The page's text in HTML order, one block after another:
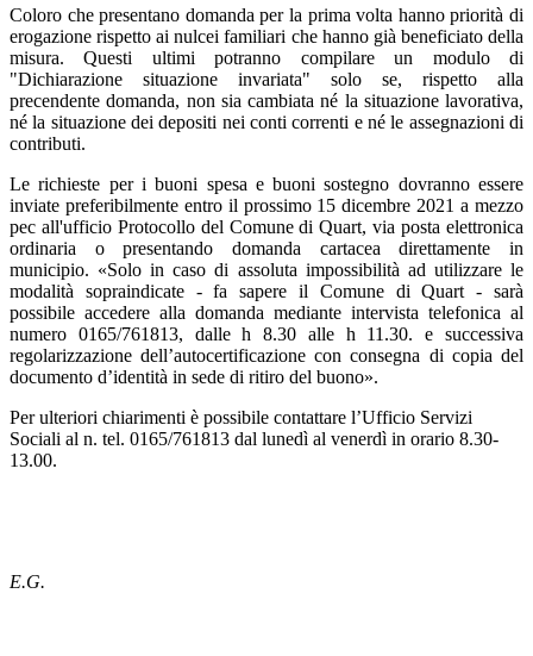
Coloro che presentano domanda per la prima volta hanno priorità di
erogazione rispetto ai nulcei familiari che hanno già beneficiato della
misura. Questi ultimi potranno compilare un modulo di
"Dichiarazione situazione invariata" solo se, rispetto alla
precendente domanda, non sia cambiata né la situazione lavorativa,
né la situazione dei depositi nei conti correnti e né le assegnazioni di
contributi.
Le richieste per i buoni spesa e buoni sostegno dovranno essere
inviate preferibilmente entro il prossimo 15 dicembre 2021 a mezzo
pec all'ufficio Protocollo del Comune di Quart, via posta elettronica
ordinaria o presentando domanda cartacea direttamente in
municipio. «Solo in caso di assoluta impossibilità ad utilizzare le
modalità sopraindicate - fa sapere il Comune di Quart - sarà
possibile accedere alla domanda mediante intervista telefonica al
numero 0165/761813, dalle h 8.30 alle h 11.30. e successiva
regolarizzazione dell’autocertificazione con consegna di copia del
documento d’identità in sede di ritiro del buono».
Per ulteriori chiarimenti è possibile contattare l’Ufficio Servizi
Sociali al n. tel. 0165/761813 dal lunedì al venerdì in orario 8.30-
13.00.
E.G.